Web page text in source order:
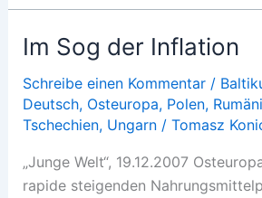
die
Eurozone
Im Sog der Inflation
Schreibe einen Kommentar /
Deutsch, Osteuropa, Polen,
Tschechien, Ungarn/ Tomasz
„Junge Welt“, 19.12.2007
rapide steigenden